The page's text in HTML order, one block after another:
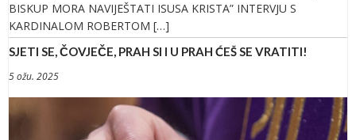
BISKUP MORA NAVIJEŠTATI ISUSA KRISTA” INTERVJU S
KARDINALOM ROBERTOM […]
SJETI SE, ČOVJEČE, PRAH SI I U PRAH ĆEŠ SE VRATITI!
5 ožu. 2025